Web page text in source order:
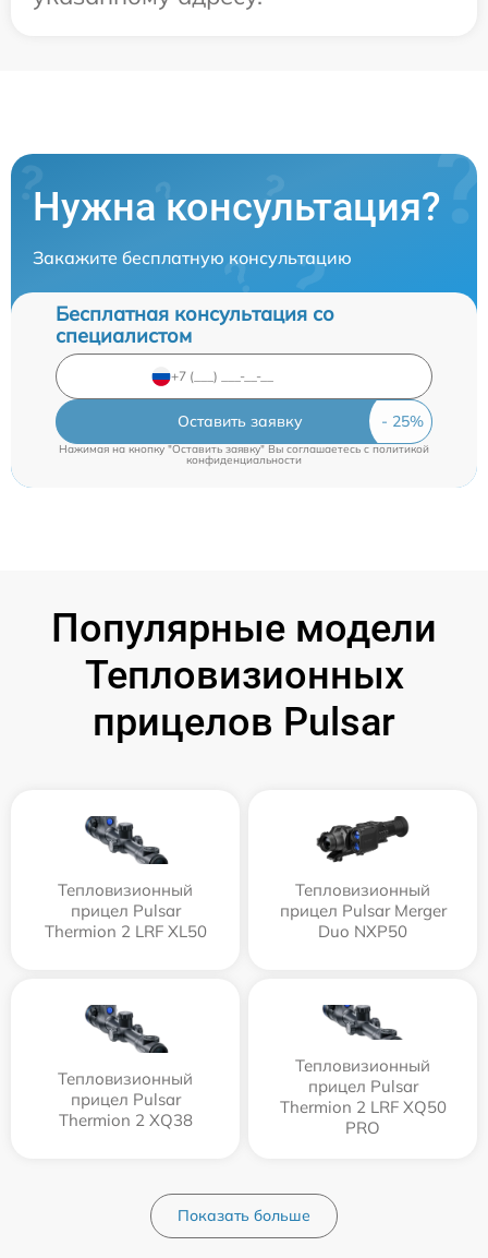
Нужна консультация?
Закажите бесплатную консультацию
Бесплатная консультация со
специалистом
Оставить заявку
Нажимая на кнопку "Оставить заявку" Вы соглашаетесь cполитикой
конфиденциальности
Популярные модели
Тепловизионных
прицелов Pulsar
Тепловизионный
прицел Pulsar
Thermion 2 LRF XL50
Тепловизионный
прицел Pulsar Merger
Duo NXP50
Тепловизионный
прицел Pulsar
Thermion 2 XQ38
Тепловизионный
прицел Pulsar
Thermion 2 LRF XQ50
PRO
Показать больше